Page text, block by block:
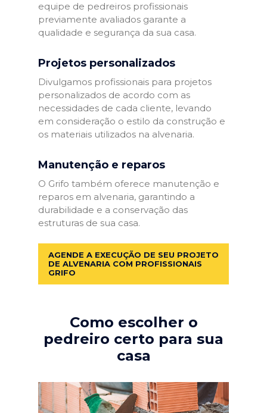
equipe de pedreiros profissionais
previamente avaliados garante a
qualidade e segurança da sua casa.
Projetos personalizados
Divulgamos profissionais para projetos
personalizados de acordo com as
necessidades de cada cliente, levando
em consideração o estilo da construção e
os materiais utilizados na alvenaria.
Manutenção e reparos
O Grifo também oferece manutenção e
reparos em alvenaria, garantindo a
durabilidade e a conservação das
estruturas de sua casa.
AGENDE A EXECUÇÃO DE SEU PROJETO
DE ALVENARIA COM PROFISSIONAIS
GRIFO
Como escolher o
pedreiro certo para sua
casa